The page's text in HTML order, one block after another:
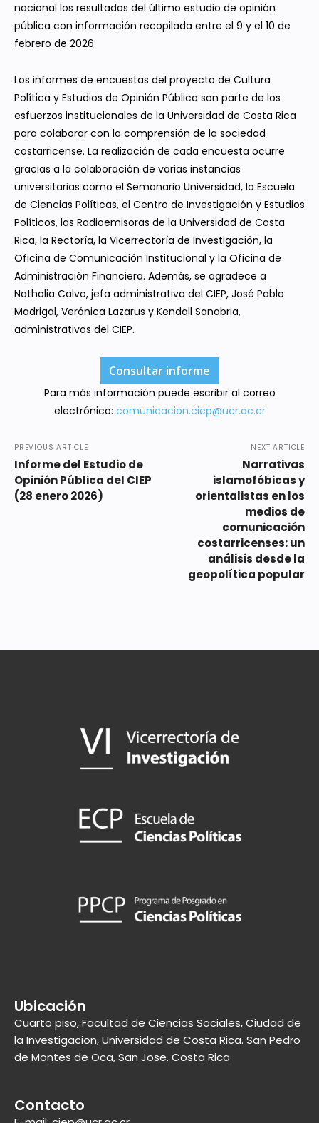
nacional los resultados del último estudio de opinión
pública con información recopilada entre el 9 y el 10 de
febrero de 2026.
Los informes de encuestas del proyecto de Cultura
Política y Estudios de Opinión Pública son parte de los
esfuerzos institucionales de la Universidad de Costa Rica
para colaborar con la comprensión de la sociedad
costarricense. La realización de cada encuesta ocurre
gracias a la colaboración de varias instancias
universitarias como el Semanario Universidad, la Escuela
de Ciencias Políticas, el Centro de Investigación y Estudios
Políticos, las Radioemisoras de la Universidad de Costa
Rica, la Rectoría, la Vicerrectoría de Investigación, la
Oficina de Comunicación Institucional y la Oficina de
Administración Financiera. Además, se agradece a
Nathalia Calvo, jefa administrativa del CIEP, José Pablo
Madrigal, Verónica Lazarus y Kendall Sanabria,
administrativos del CIEP.
Consultar informe
Para más información puede escribir al correo
electrónico: comunicacion.ciep@ucr.ac.cr
PREVIOUS ARTICLE
Informe del Estudio de
Opinión Pública del CIEP
(28 enero 2026)
NEXT ARTICLE
Narrativas
islamofóbicas y
orientalistas en los
medios de
comunicación
costarricenses: un
análisis desde la
geopolítica popular
Ubicación
Cuarto piso, Facultad de Ciencias Sociales, Ciudad de
la Investigacion, Universidad de Costa Rica. San Pedro
de Montes de Oca, San Jose. Costa Rica
Contacto